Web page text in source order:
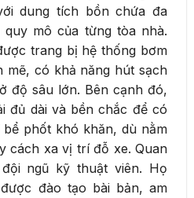
dung tích bồn chứa đa
mô của từng tòa nhà.
trang bị hệ thống bơm
mẽ, có khả năng hút sạch
độ sâu lớn. Bên cạnh đó,
đủ dài và bền chắc để có
phốt khó khăn, dù nằm
cách xa vị trí đỗ xe. Quan
ngũ kỹ thuật viên. Họ
đào tạo bài bản, am